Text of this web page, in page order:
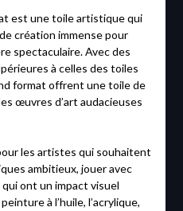
est une toile artistique qui
création immense pour
spectaculaire. Avec des
à celles des toiles
format offrent une toile de
œuvres d’art audacieuses
les artistes qui souhaitent
ambitieux, jouer avec
ont un impact visuel
à l’huile, l’acrylique,